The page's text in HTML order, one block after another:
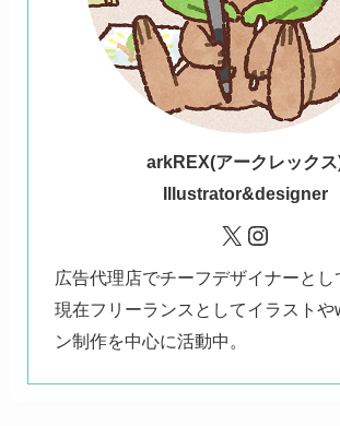
arkREX(アークレック
Illustrator&designer
X
広告代理店でチーフデザイナーとし
現在フリーランスとしてイラストや
ン制作を中心に活動中。